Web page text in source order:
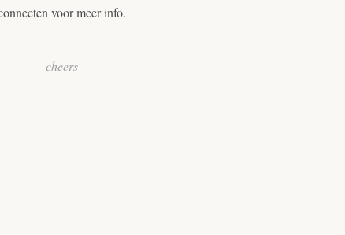
voor meer info.
cheers